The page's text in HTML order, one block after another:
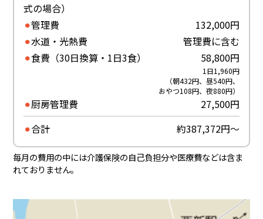
式の場合）
管理費
132,000円
水道・光熱費
管理費に含む
食費（30日換算・1日3食）
58,800円
1日1,960円
（朝432円、昼540円、
おやつ108円、夜880円）
厨房管理費
27,500円
合計
約387,372円～
毎月の費用の中には介護保険の自己負担分や医療費などは含ま
れておりません。